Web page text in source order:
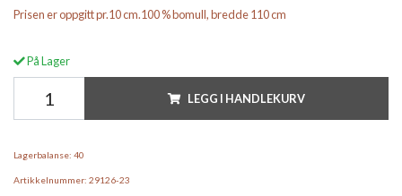
Prisen er oppgitt pr.10 cm.100 % bomull, bredde 110 cm
På Lager
LEGG I HANDLEKURV
Lagerbalanse: 40
Artikkelnummer: 29126-23